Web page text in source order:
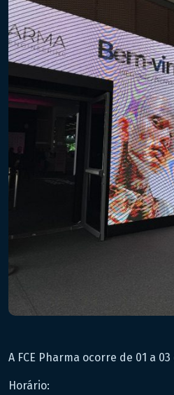
A FCE Pharma ocorre de 01 a
Horário: